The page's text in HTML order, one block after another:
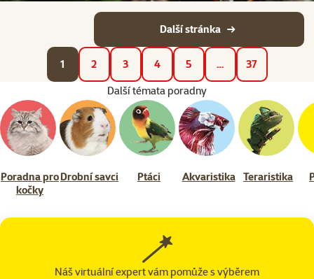
1 2 3 4 5 … 37
Další stránka
Další témata poradny
Poradna pro
kočky
Drobní savci Ptáci Akvaristika Teraristika
Náš virtuální expert vám pomůže s výběrem